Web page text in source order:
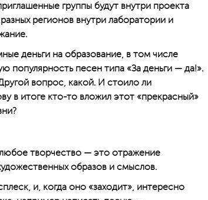
группы будут внутри проекта
регионов внутри лаборатории и
деньги на образование, в том числе
песен типа «За деньги — да!».
вопрос, какой. И стоило ли
в итоге кто-то вложил этот «прекрасный»
творчество — это отражение
образов и смыслов.
и, когда оно «заходит», интересно